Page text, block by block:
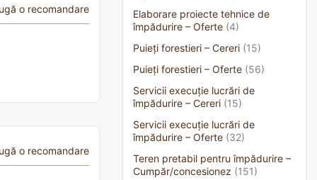
o recomandare
o recomandare
Elaborare proiecte tehnice de
împădurire – Oferte (4)
Puieți forestieri – Cereri (15)
Puieți forestieri – Oferte (56)
Servicii execuție lucrări de
împădurire – Cereri (15)
Servicii execuție lucrări de
împădurire – Oferte (32)
Teren pretabil pentru împădurire –
Cumpăr/concesionez (151)